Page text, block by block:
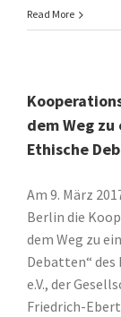
Read More
dem Weg
Ethische
Am 9. März
Berlin die
dem Weg zu
Debatten“ des
e.V., der
Friedrich-